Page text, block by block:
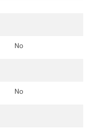
No
No